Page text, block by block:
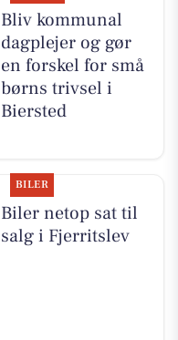
Bliv kommunal
dagplejer og gør
en forskel for små
børns trivsel i
Biersted
BILER
Biler netop sat til
salg i Fjerritslev